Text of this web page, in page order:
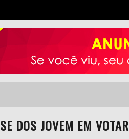
DOS JOVEM EM VOTAR